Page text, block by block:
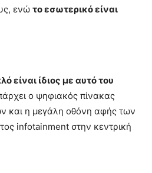
ενώ το εσωτερικό είναι
είναι ίδιος με αυτό του
ο ψηφιακός πίνακας
και η μεγάλη οθόνη αφής των
infotainment στην κεντρική